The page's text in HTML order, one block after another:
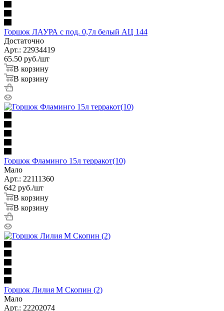
Горшок ЛАУРА с под. 0,7л белый АЦ 144
Достаточно
Арт.: 22934419
65.50 руб./шт
В корзину
В корзину
Горшок Фламинго 15л терракот(10)
Мало
Арт.: 22111360
642 руб./шт
В корзину
В корзину
Горшок Лилия М Скопин (2)
Мало
Арт.: 22202074